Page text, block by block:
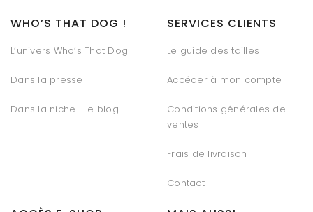
WHO’S THAT DOG !
L’univers Who’s That Dog
Dans la presse
Dans la niche | Le blog
SERVICES CLIENTS
Le guide des tailles
Accéder à mon compte
Conditions générales de
ventes
Frais de livraison
Contact